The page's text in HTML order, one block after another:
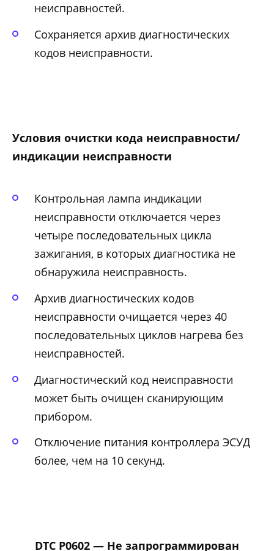
неисправностей.
Сохраняется архив диагностических
кодов неисправности.
Условия очистки кода неисправности/
индикации неисправности
Контрольная лампа индикации
неисправности отключается через
четыре последовательных цикла
зажигания, в которых диагностика не
обнаружила неисправность.
Архив диагностических кодов
неисправности очищается через 40
последовательных циклов нагрева без
неисправностей.
Диагностический код неисправности
может быть очищен сканирующим
прибором.
Отключение питания контроллера ЭСУД
более, чем на 10 секунд.
DTC P0602 — Не запрограммирован